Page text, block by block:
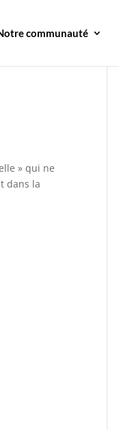
communauté
» qui ne
dans la